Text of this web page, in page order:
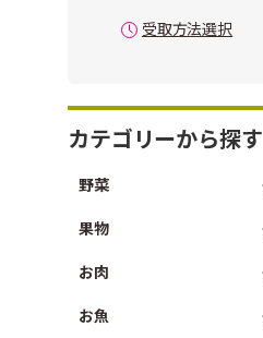
受取方法選択
カテゴリーから探す
野菜
果物
お肉
お魚